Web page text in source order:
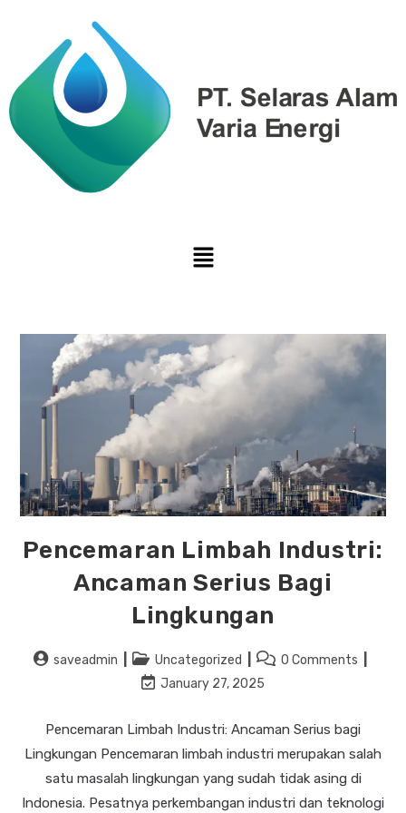
Pencemaran Limbah Industri:
Ancaman Serius Bagi
Lingkungan
saveadmin Uncategorized
0 Comments
January 27, 2025
Pencemaran Limbah Industri: Ancaman Serius bagi
Lingkungan Pencemaran limbah industri merupakan salah
satu masalah lingkungan yang sudah tidak asing di
Indonesia. Pesatnya perkembangan industri dan teknologi